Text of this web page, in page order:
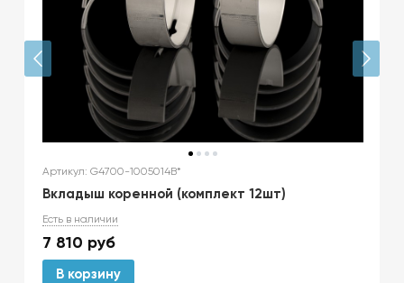
Артикул: G4700-1005014B*
Вкладыш коренной (комплект 12шт)
Есть в наличии
7 810 руб
В корзину